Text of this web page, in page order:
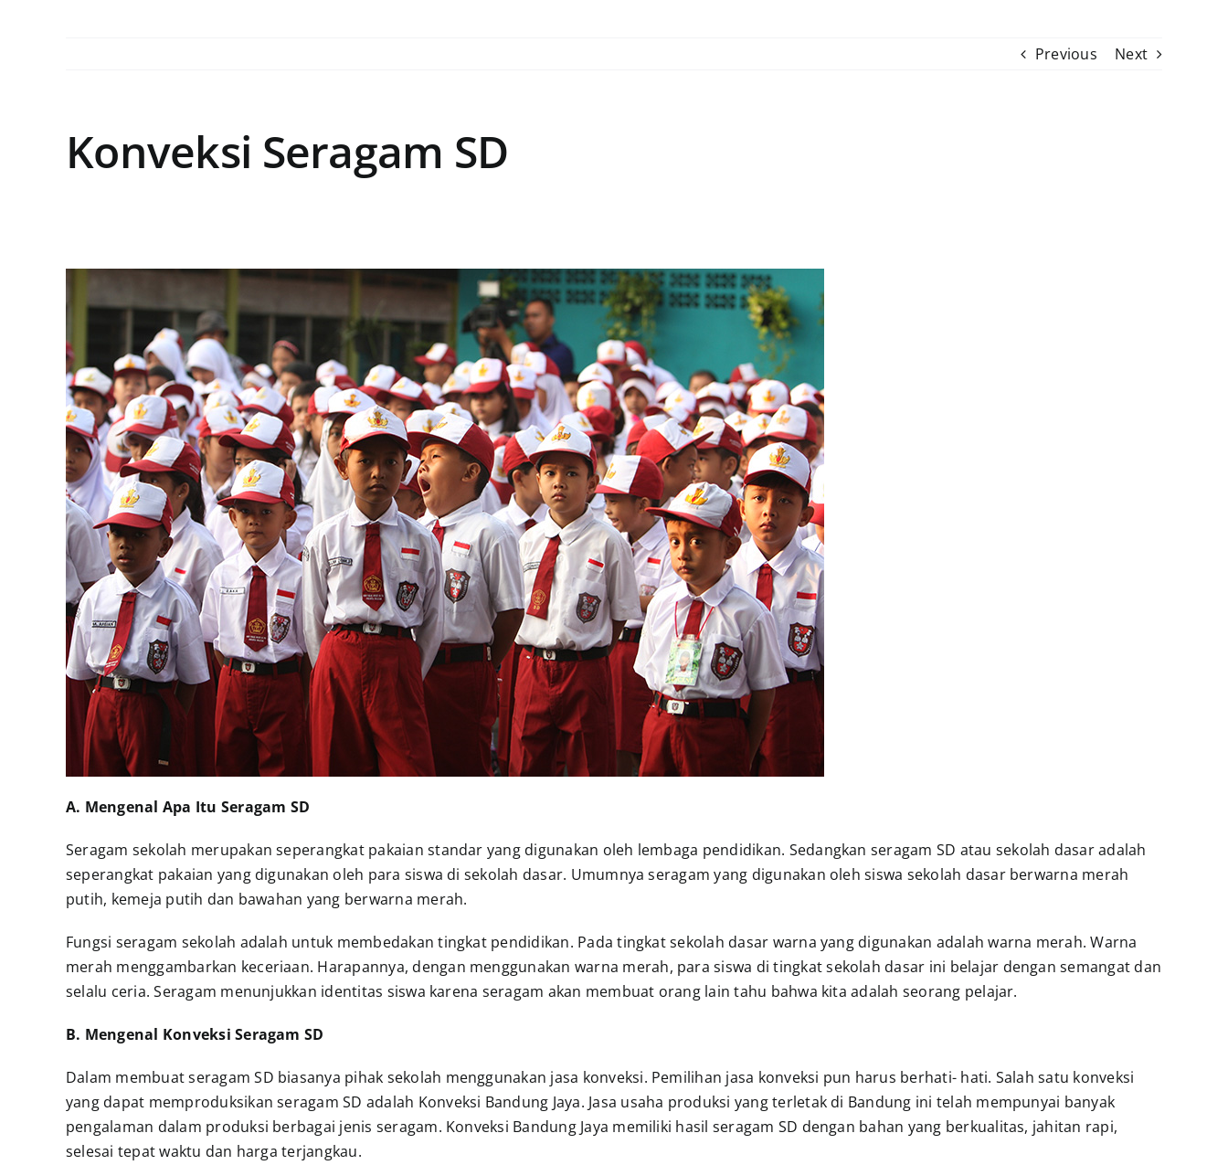
Previous Next
Konveksi Seragam SD
A. Mengenal Apa Itu Seragam SD
Seragam sekolah merupakan seperangkat pakaian standar yang digunakan oleh lembaga pendidikan. Sedangkan seragam SD atau sekolah dasar adalah
seperangkat pakaian yang digunakan oleh para siswa di sekolah dasar. Umumnya seragam yang digunakan oleh siswa sekolah dasar berwarna merah
putih, kemeja putih dan bawahan yang berwarna merah.
Fungsi seragam sekolah adalah untuk membedakan tingkat pendidikan. Pada tingkat sekolah dasar warna yang digunakan adalah warna merah. Warna
merah menggambarkan keceriaan. Harapannya, dengan menggunakan warna merah, para siswa di tingkat sekolah dasar ini belajar dengan semangat dan
selalu ceria. Seragam menunjukkan identitas siswa karena seragam akan membuat orang lain tahu bahwa kita adalah seorang pelajar.
B. Mengenal Konveksi Seragam SD
Dalam membuat seragam SD biasanya pihak sekolah menggunakan jasa konveksi. Pemilihan jasa konveksi pun harus berhati- hati. Salah satu konveksi
yang dapat memproduksikan seragam SD adalah Konveksi Bandung Jaya. Jasa usaha produksi yang terletak di Bandung ini telah mempunyai banyak
pengalaman dalam produksi berbagai jenis seragam. Konveksi Bandung Jaya memiliki hasil seragam SD dengan bahan yang berkualitas, jahitan rapi,
selesai tepat waktu dan harga terjangkau.